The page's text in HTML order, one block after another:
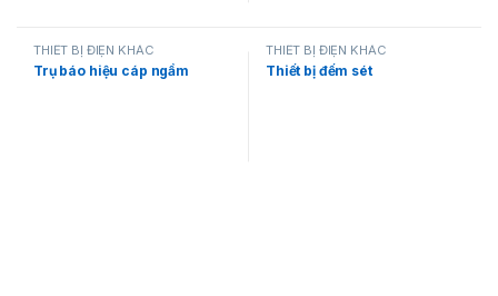
THIẾT BỊ ĐIỆN KHÁC
Trụ báo hiệu cáp ngầm
THIẾT BỊ ĐIỆN KHÁC
Thiết bị đếm sét